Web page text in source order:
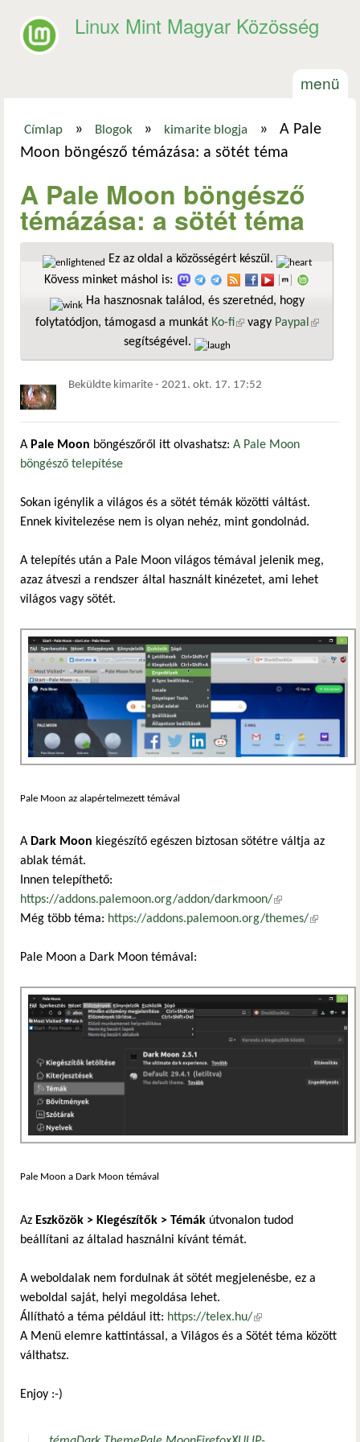
Linux Mint Magyar Közösség
menü
Jelenlegi hely
Címlap » Blogok » kimarite blogja »
A Pale
Moon böngésző témázása: a sötét téma
A Pale Moon böngésző
témázása: a sötét téma
Ez az oldal a közösségért készül.
Kövess minket máshol is:
Ha hasznosnak találod, és szeretnéd, hogy
folytatódjon, támogasd a munkát Ko-fi(külső hivatkozás)
vagy Paypal
segítségével.
Beküldte kimarite - 2021. okt. 17. 17:52
A Pale Moon böngészőről itt olvashatsz: A Pale Moon
böngésző telepítése
Sokan igénylik a világos és a sötét témák közötti váltást.
Ennek kivitelezése nem is olyan nehéz, mint gondolnád.
A telepítés után a Pale Moon világos témával jelenik meg,
azaz átveszi a rendszer által használt kinézetet, ami lehet
világos vagy sötét.
Pale Moon az alapértelmezett témával
A Dark Moon kiegészítő egészen biztosan sötétre váltja az
ablak témát.
Innen telepíthető:
https://addons.palemoon.org/addon/darkmoon/(külső
hivatkozás)
Még több téma: https://addons.palemoon.org/themes/(külső
Pale Moon a Dark Moon témával:
Pale Moon a Dark Moon témával
Az Eszközök > Kiegészítők > Témák útvonalon tudod
beállítani az általad használni kívánt témát.
A weboldalak nem fordulnak át sötét megjelenésbe, ez a
weboldal saját, helyi megoldása lehet.
Állítható a téma például itt: https://telex.hu/(külső hivatkozás)
A Menü elemre kattintással, a Világos és a Sötét téma között
válthatsz.
Enjoy :-)